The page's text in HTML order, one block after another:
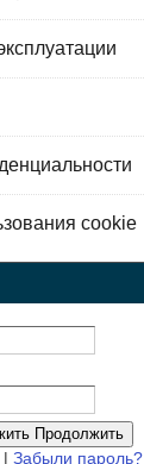
cookie
Продолжить
|Забыли пароль?